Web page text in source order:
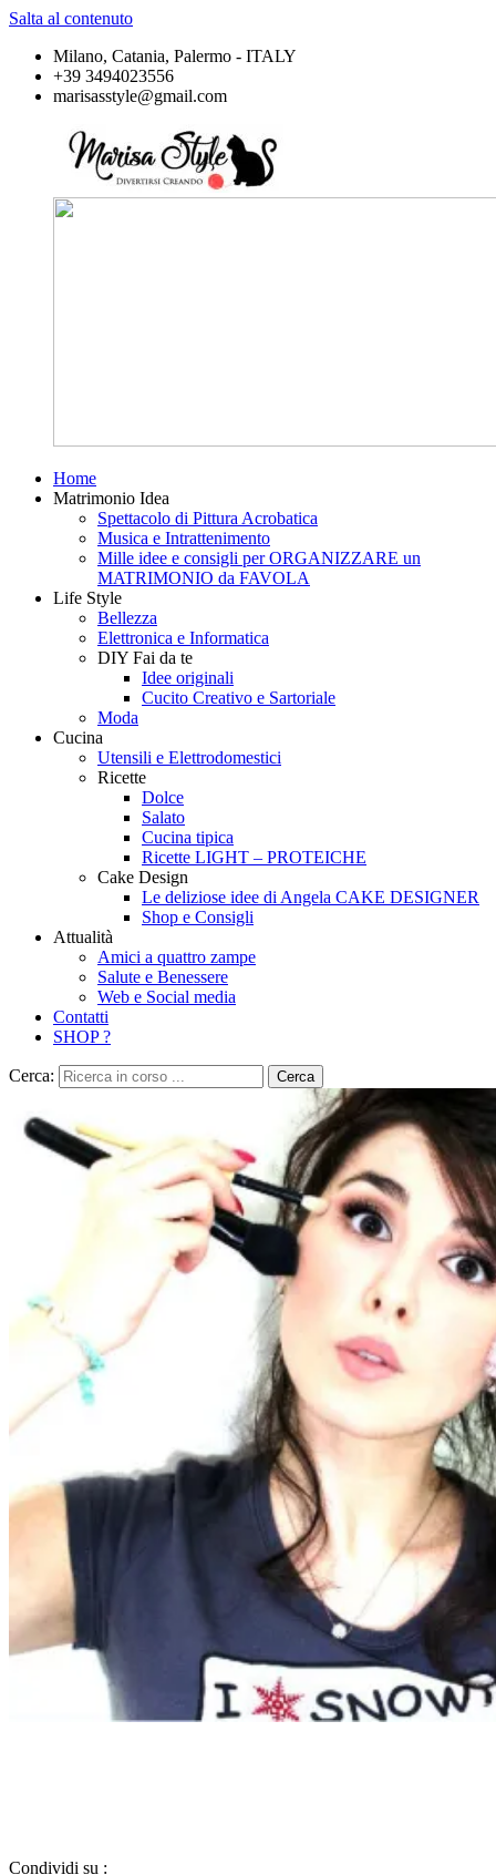
Salta al contenuto
Milano, Catania, Palermo - ITALY
+39 3494023556
marisasstyle@gmail.com
Marisa
Divertirsi
Home
Matrimonio Idea
Spettacolo di Pittura Acrobatica
Musica e Intrattenimento
Mille idee e consigli per ORGANIZZARE un
MATRIMONIO da FAVOLA
Life Style
Bellezza
Elettronica e Informatica
DIY Fai da te
Idee originali
Cucito Creativo e Sartoriale
Moda
Cucina
Utensili e Elettrodomestici
Ricette
Dolce
Salato
Cucina tipica
Ricette LIGHT – PROTEICHE
Cake Design
Le deliziose idee di Angela CAKE DESIGNER
Shop e Consigli
Attualità
Amici a quattro zampe
Salute e Benessere
Web e Social media
Contatti
SHOP ?
Cerca: Cerca
Condividi su :